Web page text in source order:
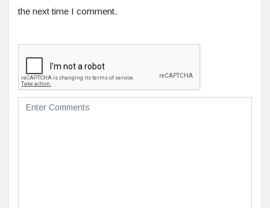
the next time I comment.